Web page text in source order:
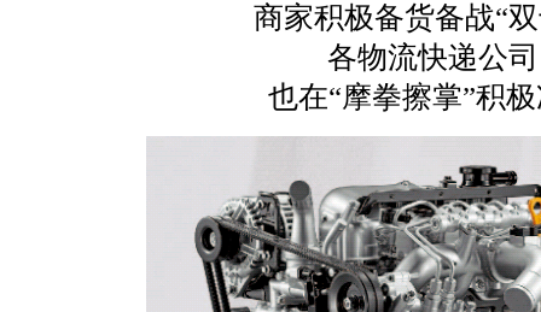
商家积极备货备战“
各物流快递公司
也在“摩拳擦掌”积